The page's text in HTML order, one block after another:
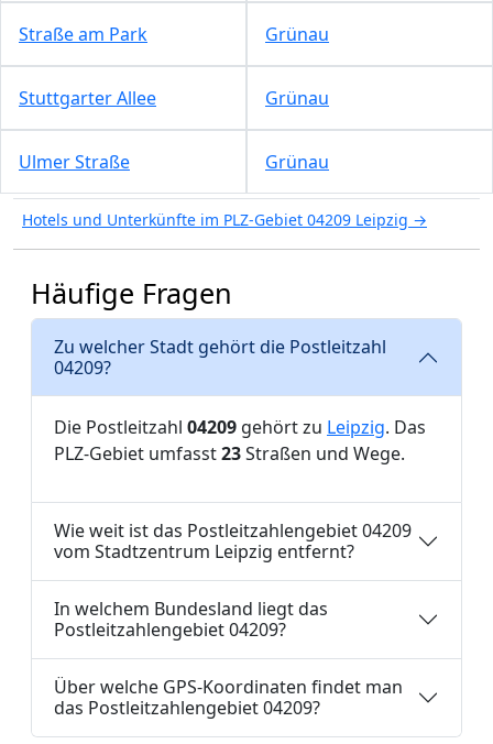
Straße am Park Grünau
Stuttgarter Allee Grünau
Ulmer Straße Grünau
Hotels und Unterkünfte im PLZ-Gebiet 04209 Leipzig →
Häufige Fragen
Zu welcher Stadt gehört die Postleitzahl
04209?
Die Postleitzahl 04209 gehört zu Leipzig. Das
PLZ-Gebiet umfasst23Straßen und Wege.
Wie weit ist das Postleitzahlengebiet 04209
vom Stadtzentrum Leipzig entfernt?
In welchem Bundesland liegt das
Postleitzahlengebiet 04209?
Über welche GPS-Koordinaten findet man
das Postleitzahlengebiet 04209?